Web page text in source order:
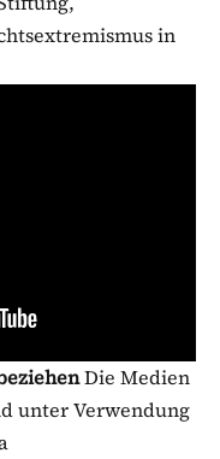
in
Die Medien
unter Verwendung